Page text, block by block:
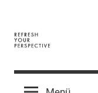
springen
Digital
Business